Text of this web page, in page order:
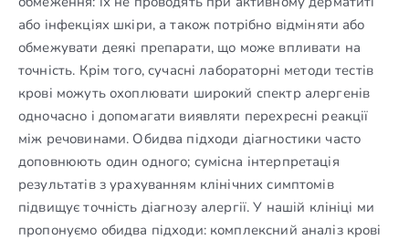
або інфекціях шкіри, а також потрібно відміняти або
обмежувати деякі препарати, що може впливати на
точність. Крім того, сучасні лабораторні методи тестів
крові можуть охоплювати широкий спектр алергенів
одночасно і допомагати виявляти перехресні реакції
між речовинами. Обидва підходи діагностики часто
доповнюють один одного; сумісна інтерпретація
результатів з урахуванням клінічних симптомів
підвищує точність діагнозу алергії. У нашій клініці ми
пропонуємо обидва підходи: комплексний аналіз крові